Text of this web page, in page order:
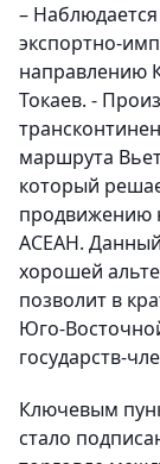
–
экспортно-
направлению
Токаев. -
маршрута
который
продвижению
АСЕАН.
хорошей
позволит в
Юго-
государств-
Ключевым
стало